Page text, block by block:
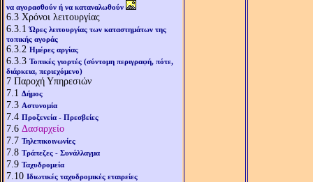
να αγορασθούν ή να καταναλωθούν
6.3 Χρόνοι λειτουργίας
6.3.1Ώρες λειτουργίας των καταστημάτων της
τοπικής αγοράς
6.3.2 Ημέρες αργίας
6.3.3 Τοπικές γιορτές (σύντομη περιγραφή, πότε,
διάρκεια, περιεχόμενο)
7 Παροχή Υπηρεσιών
7.1 Δήμος
7.3 Αστυνομία
7.4 Προξενεία - Πρεσβείες
7.6 Δασαρχείο
7.7 Τηλεπικοινωνίες
7.8 Τράπεζες - Συνάλλαγμα
7.9 Ταχυδρομεία
7.10 Ιδιωτικές ταχυδρομικές εταιρείες